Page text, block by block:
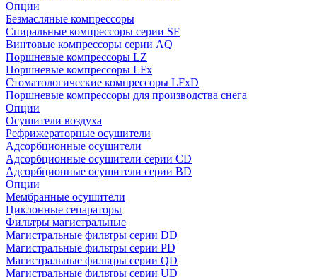
Опции
Безмасляные компрессоры
Спиральные компрессоры серии SF
Винтовые компрессоры серии AQ
Поршневые компрессоры LZ
Поршневые компрессоры LFx
Стоматологические компрессоры LFxD
Поршневые компрессоры для производства снега
Опции
Осушители воздуха
Рефрижераторные осушители
Адсорбционные осушители
Адсорбционные осушители серии CD
Адсорбционные осушители серии BD
Опции
Мембранные осушители
Циклонные сепараторы
Фильтры магистральные
Магистральные фильтры серии DD
Магистральные фильтры серии PD
Магистральные фильтры серии QD
Магистральные фильтры серии UD